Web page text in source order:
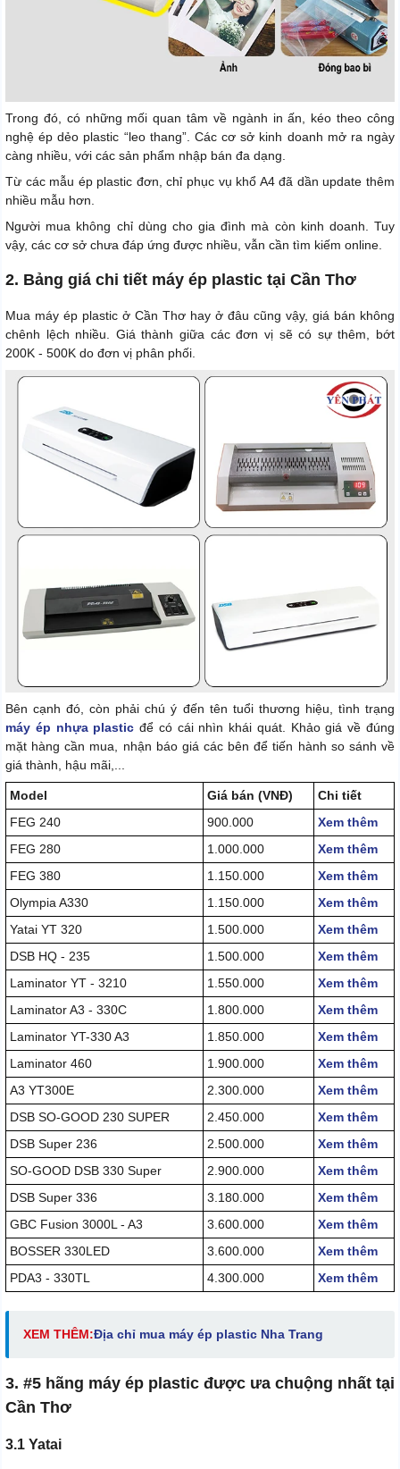
Trong đó, có những mối quan tâm về ngành in ấn, kéo theo công
nghệ ép dẻo plastic “leo thang”. Các cơ sở kinh doanh mở ra ngày
càng nhiều, với các sản phẩm nhập bán đa dạng.
Từ các mẫu ép plastic đơn, chỉ phục vụ khổ A4 đã dần update thêm
nhiều mẫu hơn.
Người mua không chỉ dùng cho gia đình mà còn kinh doanh. Tuy
vậy, các cơ sở chưa đáp ứng được nhiều, vẫn cần tìm kiếm online.
2. Bảng giá chi tiết máy ép plastic tại Cần Thơ
Mua máy ép plastic ở Cần Thơ hay ở đâu cũng vậy, giá bán không
chênh lệch nhiều. Giá thành giữa các đơn vị sẽ có sự thêm, bớt
200K - 500K do đơn vị phân phối.
Bên cạnh đó, còn phải chú ý đến tên tuổi thương hiệu, tình trạng
máy ép nhựa plastic để có cái nhìn khái quát. Khảo giá về đúng
mặt hàng cần mua, nhận báo giá các bên để tiến hành so sánh về
giá thành, hậu mãi,...
Model Giá bán (VNĐ)
Chi tiết
FEG 240
900.000
Xem thêm
FEG 280
1.000.000
Xem thêm
FEG 380
1.150.000
Xem thêm
Olympia A330
1.150.000
Xem thêm
Yatai YT 320
1.500.000
Xem thêm
DSB HQ - 235
1.500.000
Xem thêm
Laminator YT - 3210
1.550.000
Xem thêm
Laminator A3 - 330C
1.800.000
Xem thêm
Laminator YT-330 A3
1.850.000
Xem thêm
Laminator 460
1.900.000
Xem thêm
A3 YT300E
2.300.000
Xem thêm
DSB SO-GOOD 230 SUPER
2.450.000
Xem thêm
DSB Super 236
2.500.000
Xem thêm
SO-GOOD DSB 330 Super
2.900.000
Xem thêm
DSB Super 336
3.180.000
Xem thêm
GBC Fusion 3000L - A3
3.600.000
Xem thêm
BOSSER 330LED
3.600.000
Xem thêm
PDA3 - 330TL
4.300.000 Xem thêm
XEM THÊM:Địa chỉ mua máy ép plastic Nha Trang
3. #5 hãng máy ép plastic được ưa chuộng nhất tại
Cần Thơ
3.1 Yatai